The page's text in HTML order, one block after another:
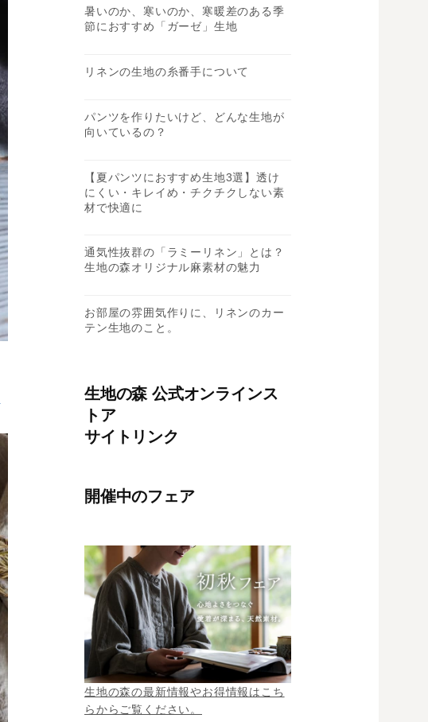
暑いのか、寒いのか、寒暖差のある季
節におすすめ「ガーゼ」生地
リネンの生地の糸番手について
パンツを作りたいけど、どんな生地が
向いているの？
【夏パンツにおすすめ生地3選】透け
にくい・キレイめ・チクチクしない素
材で快適に
通気性抜群の「ラミーリネン」とは？
生地の森オリジナル麻素材の魅力
お部屋の雰囲気作りに、リネンのカー
テン生地のこと。
生地の森 公式オンラインス
トア
サイトリンク
開催中のフェア
生地の森の最新情報やお得情報はこち
らからご覧ください。